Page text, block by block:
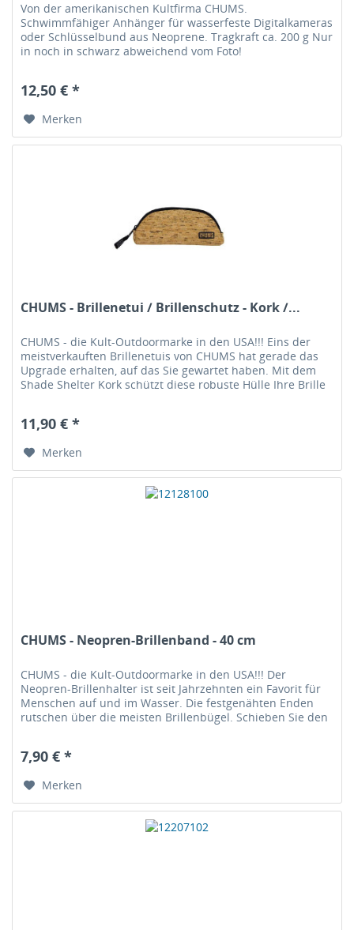
Von der amerikanischen Kultfirma CHUMS.
Schwimmfähiger Anhänger für wasserfeste Digitalkameras
oder Schlüsselbund aus Neoprene. Tragkraft ca. 200 g Nur
in noch in schwarz abweichend vom Foto!
12,50 € *
Merken
CHUMS - Brillenetui / Brillenschutz - Kork /...
CHUMS - die Kult-Outdoormarke in den USA!!! Eins der
meistverkauften Brillenetuis von CHUMS hat gerade das
Upgrade erhalten, auf das Sie gewartet haben. Mit dem
Shade Shelter Kork schützt diese robuste Hülle Ihre Brille
11,90 € *
Merken
CHUMS - Neopren-Brillenband - 40 cm
CHUMS - die Kult-Outdoormarke in den USA!!! Der
Neopren-Brillenhalter ist seit Jahrzehnten ein Favorit für
Menschen auf und im Wasser. Die festgenähten Enden
rutschen über die meisten Brillenbügel. Schieben Sie den
7,90 € *
Merken